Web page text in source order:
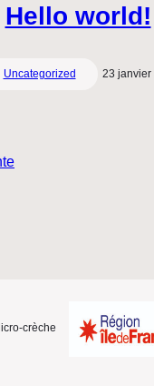
Hello world!
Uncategorized 23 janvier
crèche